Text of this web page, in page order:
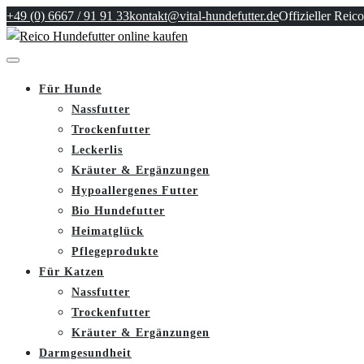
+49 (0) 6667 / 91 91 33kontakt@vital-hundefutter.deOffizieller
Für Hunde
Nassfutter
Trockenfutter
Leckerlis
Kräuter & Ergänzungen
Hypoallergenes Futter
Bio Hundefutter
Heimatglück
Pflegeprodukte
Für Katzen
Nassfutter
Trockenfutter
Kräuter & Ergänzungen
Darmgesundheit